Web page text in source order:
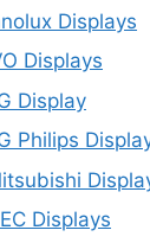
Displays
Displays
Display
Philips
Displays